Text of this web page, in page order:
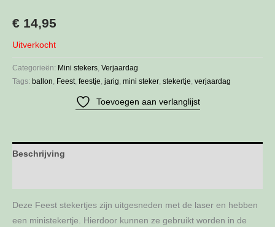
€ 14,95
Uitverkocht
Categorieën: Mini stekers Verjaardag
Tags: ballon Feest, feestje jarig mini steker stekertje verjaardag
Toevoegen aan verlanglijst
Beschrijving
Deze Feest stekertjes zijn uitgesneden met de laser en hebben
een ministekertje. Hierdoor kunnen ze gebruikt worden in de